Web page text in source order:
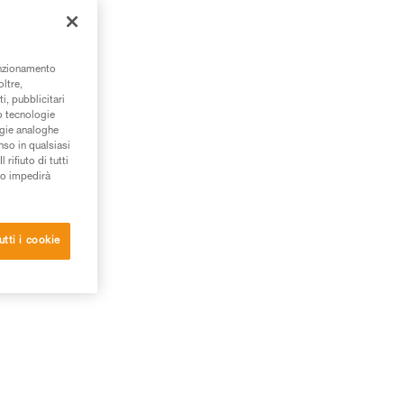
pubblicitari
tecnologie
analoghe
in qualsiasi
rifiuto di tutti
impedirà
i cookie